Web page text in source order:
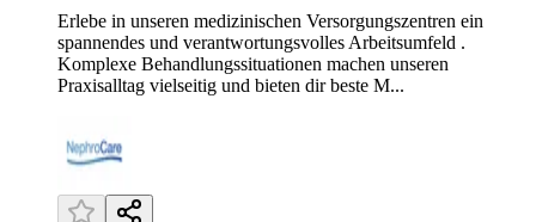
Erlebe in unseren medizinischen Versorgungszentren ein
spannendes und verantwortungsvolles Arbeitsumfeld .
Komplexe Behandlungssituationen machen unseren
Praxisalltag vielseitig und bieten dir beste M...